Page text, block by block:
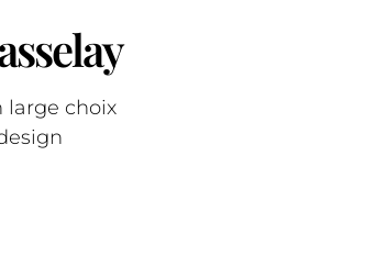
large choix